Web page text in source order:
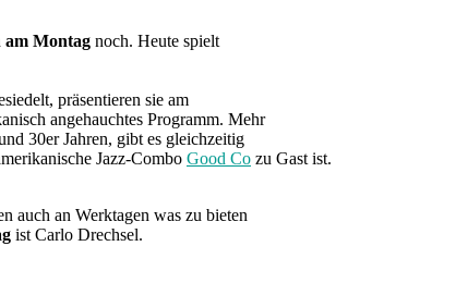
am Montag noch. Heute spielt
präsentieren sie am
angehauchtes Programm. Mehr
30er Jahren, gibt es gleichzeitig
Jazz-Combo Good Co zu Gast ist.
auch an Werktagen was zu bieten
ist Carlo Drechsel.